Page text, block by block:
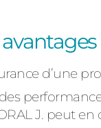
avantages
d’une
J. peut